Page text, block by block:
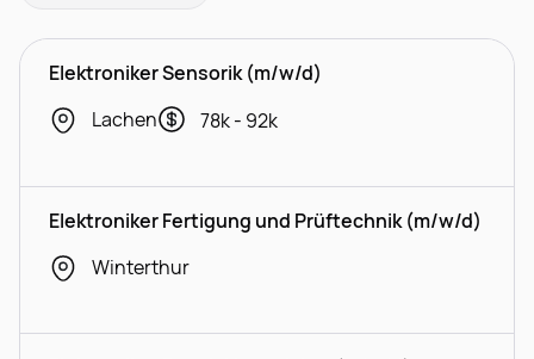
Elektroniker Sensorik (m/w/d)
Lachen
78k - 92k
Elektroniker Fertigung und Prüftechnik (m/w/d)
Winterthur